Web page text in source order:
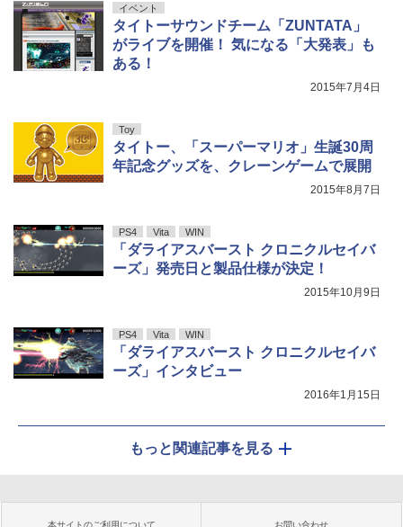
イベント
タイトーサウンドチーム「ZUNTATA」
がライブを開催！ 気になる「大発表」も
ある！
2015年7月4日
Toy
タイトー、「スーパーマリオ」生誕30周
年記念グッズを、クレーンゲームで展開
2015年8月7日
PS4 Vita WIN
「ダライアスバースト クロニクルセイバ
ーズ」発売日と製品仕様が決定！
2015年10月9日
PS4 Vita WIN
「ダライアスバースト クロニクルセイバ
ーズ」インタビュー
2016年1月15日
もっと関連記事を見る
本サイトのご利用について お問い合わせ